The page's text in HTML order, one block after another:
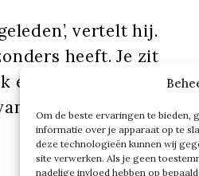
Om de beste ervaringen te
informatie over je apparaat op te
deze technologieën kunnen wij
site verwerken. Als je geen
nadelige invloed hebben op
vertelt hij.
heeft. Je zit
echt inhoudelijk
hun verhaal. Dat